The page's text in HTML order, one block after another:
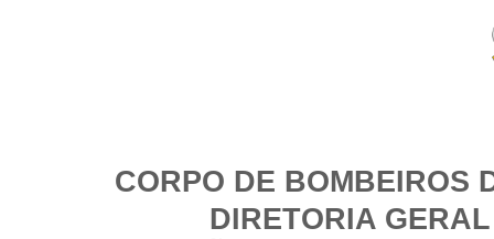
CORPO DE BOMBEIROS
DIRETORIA